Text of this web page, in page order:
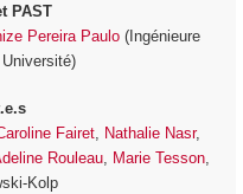
PAST
Pereira Paulo(Ingénieure
Fairet, Nathalie Nasr,
Rouleau, Marie Tesson,
Kolp